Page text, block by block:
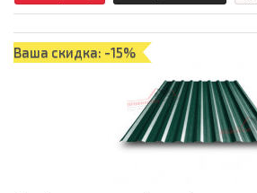
Ваша скидка: -15%